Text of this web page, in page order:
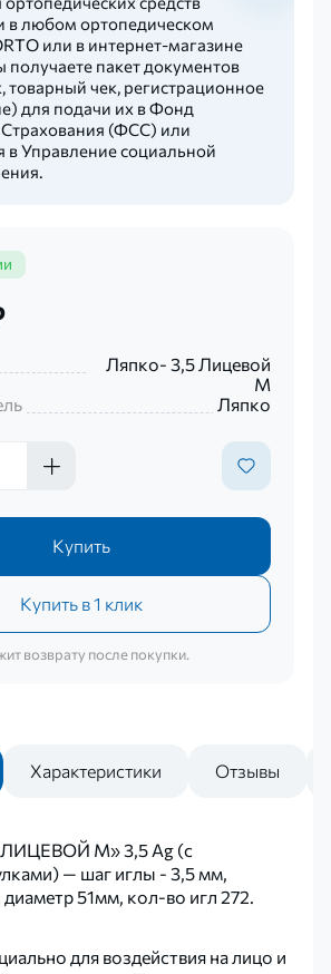
в любом ортопедическом
или в интернет-магазине
получаете пакет документов
товарный чек, регистрационное
для подачи их в Фонд
(ФСС) или
Управление социальной
Ляпко- 3,5 Лицевой
М
Ляпко
Купить
Купить в 1 клик
возврату после покупки.
Характеристики Отзывы
М» 3,5 Ag (с
— шаг иглы - 3,5 мм,
51мм, кол-во игл 272.
для воздействия на лицо и